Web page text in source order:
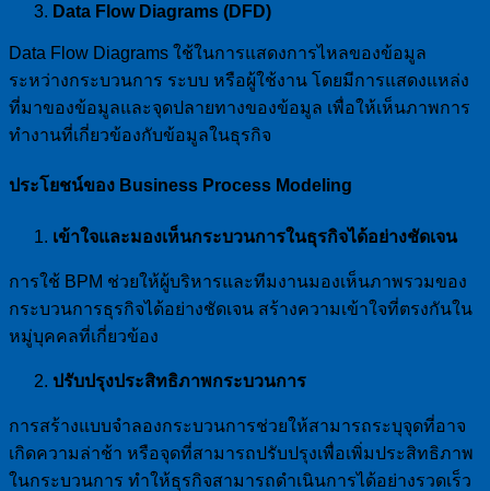
Data Flow Diagrams (DFD)
Data Flow Diagrams ใช้ในการแสดงการไหลของข้อมูล
ระหว่างกระบวนการ ระบบ หรือผู้ใช้งาน โดยมีการแสดงแหล่ง
ที่มาของข้อมูลและจุดปลายทางของข้อมูล เพื่อให้เห็นภาพการ
ทำงานที่เกี่ยวข้องกับข้อมูลในธุรกิจ
ประโยชน์ของ Business Process Modeling
เข้าใจและมองเห็นกระบวนการในธุรกิจได้อย่างชัดเจน
การใช้ BPM ช่วยให้ผู้บริหารและทีมงานมองเห็นภาพรวมของ
กระบวนการธุรกิจได้อย่างชัดเจน สร้างความเข้าใจที่ตรงกันใน
หมู่บุคคลที่เกี่ยวข้อง
ปรับปรุงประสิทธิภาพกระบวนการ
การสร้างแบบจำลองกระบวนการช่วยให้สามารถระบุจุดที่อาจ
เกิดความล่าช้า หรือจุดที่สามารถปรับปรุงเพื่อเพิ่มประสิทธิภาพ
ในกระบวนการ ทำให้ธุรกิจสามารถดำเนินการได้อย่างรวดเร็ว